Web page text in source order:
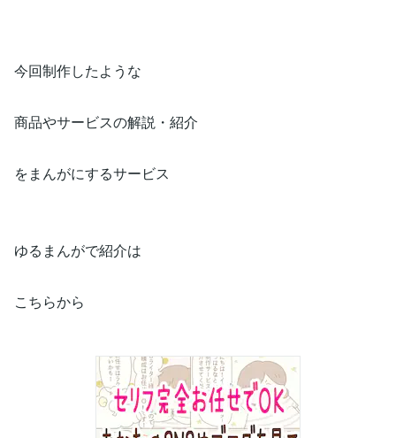
今回制作したような
商品やサービスの解説・紹介
をまんがにするサービス
ゆるまんがで紹介は
こちらから